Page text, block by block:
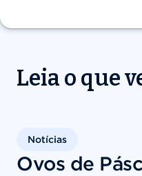
Leia o que
Notícias
Ovos de